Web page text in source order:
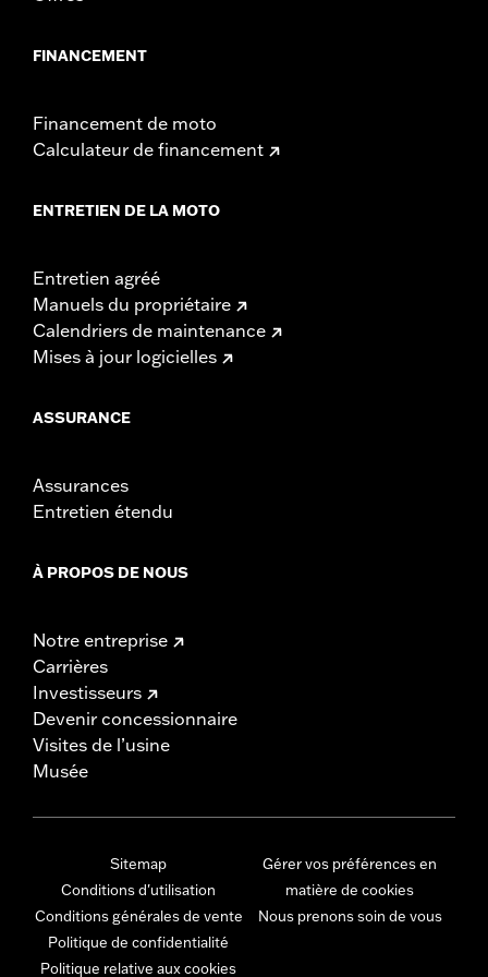
FINANCEMENT
Financement de moto
Calculateur de financement
ENTRETIEN DE LA MOTO
Entretien agréé
Manuels du propriétaire
Calendriers de maintenance
Mises à jour logicielles
ASSURANCE
Assurances
Entretien étendu
À PROPOS DE NOUS
Notre entreprise
Carrières
Investisseurs
Devenir concessionnaire
Visites de l’usine
Musée
Sitemap
Conditions d'utilisation
Conditions générales de vente
Politique de confidentialité
Politique relative aux cookies
Gérer vos préférences en
matière de cookies
Nous prenons soin de vous